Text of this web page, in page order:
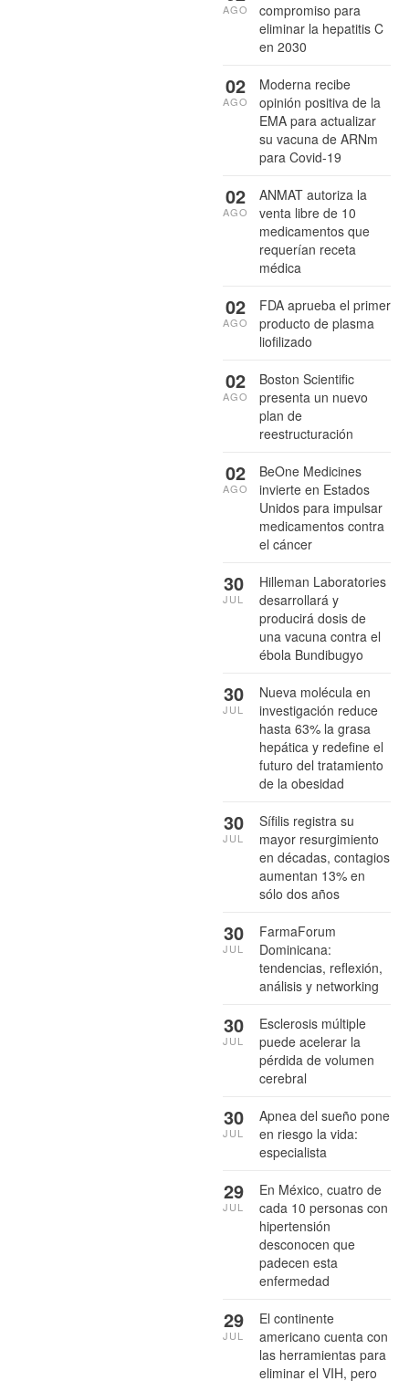
compromiso para
eliminar la hepatitis C
en 2030
AGO
Moderna recibe
opinión positiva de la
EMA para actualizar
su vacuna de ARNm
para Covid-19
02
AGO
ANMAT autoriza la
venta libre de 10
medicamentos que
requerían receta
médica
02
AGO
FDA aprueba el primer
producto de plasma
liofilizado
02
AGO
Boston Scientific
presenta un nuevo
plan de
reestructuración
02
AGO
BeOne Medicines
invierte en Estados
Unidos para impulsar
medicamentos contra
el cáncer
02
AGO
Hilleman Laboratories
desarrollará y
producirá dosis de
una vacuna contra el
ébola Bundibugyo
30
JUL
Nueva molécula en
investigación reduce
hasta 63% la grasa
hepática y redefine el
futuro del tratamiento
de la obesidad
30
JUL
Sífilis registra su
mayor resurgimiento
en décadas, contagios
aumentan 13% en
sólo dos años
30
JUL
FarmaForum
Dominicana:
tendencias, reflexión,
análisis y networking
30
JUL
Esclerosis múltiple
puede acelerar la
pérdida de volumen
cerebral
30
JUL
Apnea del sueño pone
en riesgo la vida:
especialista
30
JUL
En México, cuatro de
cada 10 personas con
hipertensión
desconocen que
padecen esta
enfermedad
29
JUL
El continente
americano cuenta con
las herramientas para
eliminar el VIH, pero
29
JUL